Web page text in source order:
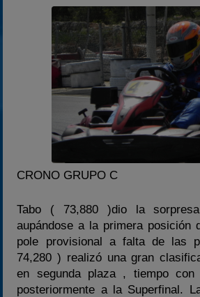
CRONO GRUPO C
Tabo ( 73,880 )dio la
aupándose a la primera posición
pole provisional a falta de las
74,280 ) realizó una gran
en segunda plaza , tiempo con
posteriormente a la Superfinal.